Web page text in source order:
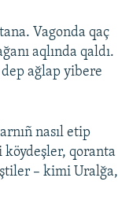
Vagonda qaç
aqlında qaldı.
ağlap yibere
nasıl etip
köydeşler, qoranta
– kimi Uralğa,